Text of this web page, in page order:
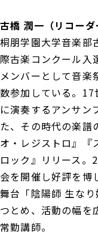
古橋 潤一（リコーダ
桐朋学園大学音楽部
際古楽コンクール入
メンバーとして音楽
数参加している。17
に演奏するアンサン
た、その時代の楽譜
オ・レジストロ』『
ロック』リリース。
会を開催し好評を博
舞台「陰陽師 生な
つとめ、活動の幅を
常勤講師。